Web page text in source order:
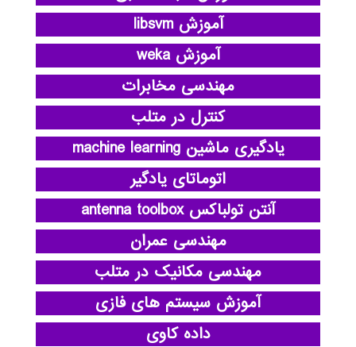
آموزش libsvm
آموزش weka
مهندسی مخابرات
کنترل در متلب
یادگیری ماشین machine learning
اتوماتای یادگیر
آنتن تولباکس antenna toolbox
مهندسی عمران
مهندسی مکانیک در متلب
آموزش سیستم های فازی
داده کاوی